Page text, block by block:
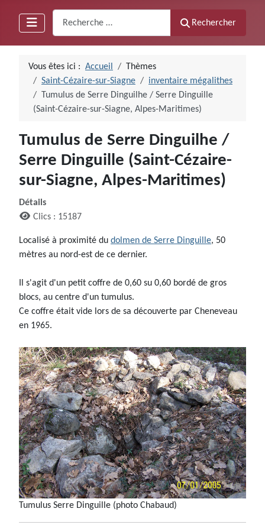
Rechercher
Vous êtes ici : Accueil
Thèmes
Saint-Cézaire-sur-Siagne
inventaire mégalithes
Tumulus de Serre Dinguilhe / Serre Dinguille
(Saint-Cézaire-sur-Siagne, Alpes-Maritimes)
Tumulus de Serre Dinguilhe /
Serre Dinguille (Saint-Cézaire-
sur-Siagne, Alpes-Maritimes)
Détails
Clics : 15187
Localisé à proximité du dolmen de Serre Dinguille, 50
mètres au nord-est de ce dernier.
Il s'agit d'un petit coffre de 0,60 su 0,60 bordé de gros
blocs, au centre d'un tumulus.
Ce coffre était vide lors de sa découverte par Cheneveau
en 1965.
Tumulus Serre Dinguille (photo Chabaud)